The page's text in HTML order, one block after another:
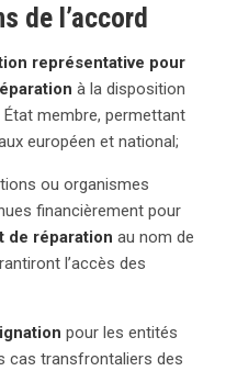
renforcer la protection
représentative à la
Chaque État
moins une procédure
de se regrouper pour
seront soutenues
d’injonction et de
meilleur accès à la
ces entités varieront
ou nationaux.
normes harmonisées
États membres
de l’accord
représentative pour
à la disposition
membre, permettant
européen et national;
ou organismes
financièrement pour
de réparation au nom de
l’accès des
pour les entités
cas transfrontaliers des